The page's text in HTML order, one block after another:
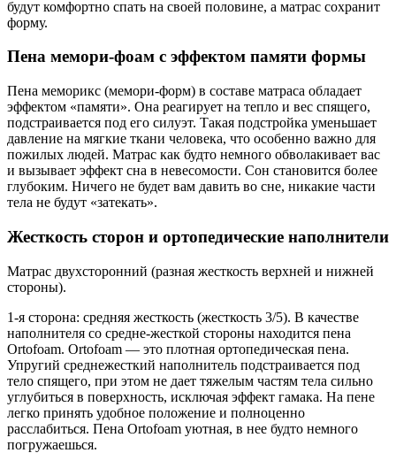
будут комфортно спать на своей половине, а матрас сохранит
форму.
Пена мемори-фоам с эффектом памяти формы
Пена меморикс (мемори-форм) в составе матраса обладает
эффектом «памяти». Она реагирует на тепло и вес спящего,
подстраивается под его силуэт. Такая подстройка уменьшает
давление на мягкие ткани человека, что особенно важно для
пожилых людей. Матрас как будто немного обволакивает вас
и вызывает эффект сна в невесомости. Сон становится более
глубоким. Ничего не будет вам давить во сне, никакие части
тела не будут «затекать».
Жесткость сторон и ортопедические наполнители
Матрас двухсторонний (разная жесткость верхней и нижней
стороны).
1-я сторона: средняя жесткость (жесткость 3/5). В качестве
наполнителя со средне-жесткой стороны находится пена
Ortofoam. Ortofoam — это плотная ортопедическая пена.
Упругий среднежесткий наполнитель подстраивается под
тело спящего, при этом не дает тяжелым частям тела сильно
углубиться в поверхность, исключая эффект гамака. На пене
легко принять удобное положение и полноценно
расслабиться. Пена Ortofoam уютная, в нее будто немного
погружаешься.